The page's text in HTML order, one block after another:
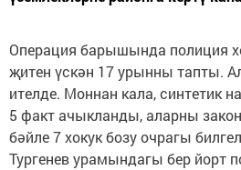
Операция барышында полиция
җитен үскән 17 урынны тапты.
ителде. Моннан кала, синтетик
5 факт ачыкланды, аларны
бәйле 7 хокук бозу очрагы
Тургенев урамындагы бер йорт